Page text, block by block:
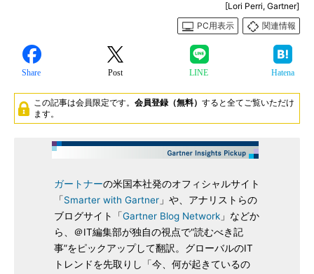
[Lori Perri, Gartner]
PC用表示
関連情報
Share Post LINE Hatena
この記事は会員限定です。 会員登録（無料） すると全てご覧いただけ
ます。
ガートナーの米国本社発のオフィシャルサイト
「Smarter with Gartner」や、アナリストらの
ブログサイト「Gartner Blog Network」などか
ら、＠IT編集部が独自の視点で“読むべき記
事”をピックアップして翻訳。グローバルのIT
トレンドを先取りし「今、何が起きているの